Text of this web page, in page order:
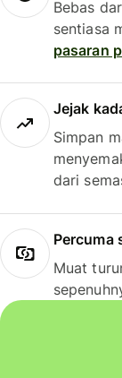
Bebas
sentiasa
pasaran
Jejak
Simpan
dari
Percuma
Muat